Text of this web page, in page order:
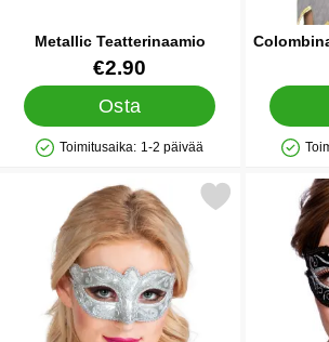
Metallic Teatterinaamio
Tuote.nro 24333
€2.90
Osta
Saatavuus: Varastossa
Toimitusaika: 1-2 päivää
Tuote.nro
ja Hopeinen Naamio Hopeisilla
Merkitse